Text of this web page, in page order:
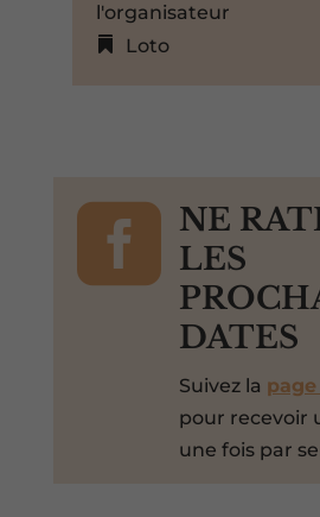
l'organisateur
Loto

NE
LES
DATES
Suivez la
pour recevoir
une fois par